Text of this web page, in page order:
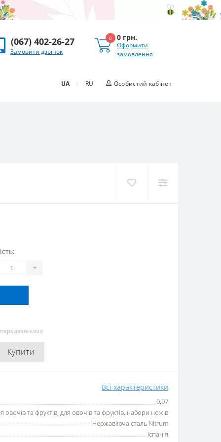
(067) 402-26-27
Замовити дзвінок
0 0 грн.
Оформити
замовлення
UA / RU Особистий кабінет
+
Купити
Всі характеристики
0,07
та фруктів, для овочів та фруктів, набори ножів
Нержавіюча сталь Nitrum
Іспанія